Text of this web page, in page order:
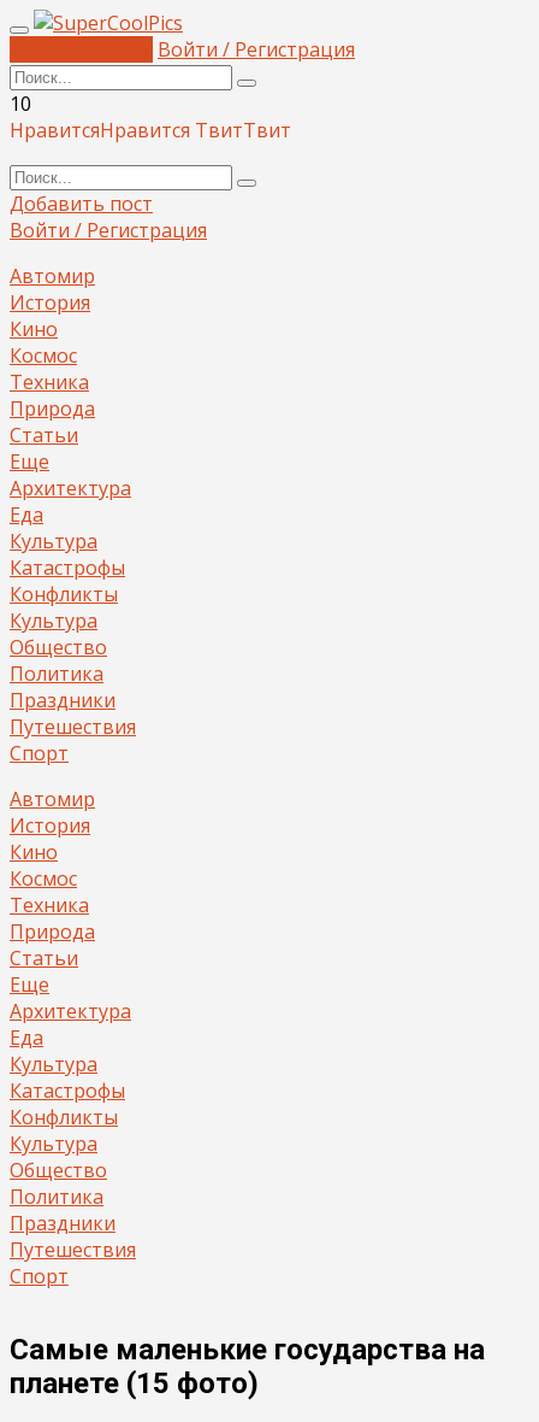
Войти / Регистрация
10
НравитсяНравится ТвитТвит
Добавить пост
Войти / Регистрация
Автомир
История
Кино
Космос
Техника
Природа
Статьи
Еще
Архитектура
Еда
Культура
Катастрофы
Конфликты
Культура
Общество
Политика
Праздники
Путешествия
Спорт
Автомир
История
Кино
Космос
Техника
Природа
Статьи
Еще
Архитектура
Еда
Культура
Катастрофы
Конфликты
Культура
Общество
Политика
Праздники
Путешествия
Спорт
Самые маленькие государства на
планете (15 фото)